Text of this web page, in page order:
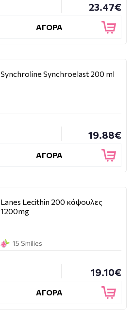
23.47€
ΑΓΟΡΑ
Synchroline Synchroelast 200 ml
19.88€
ΑΓΟΡΑ
Lanes Lecithin 200 κάψουλες
1200mg
15 Smilies
19.10€
ΑΓΟΡΑ